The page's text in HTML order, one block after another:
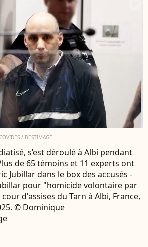
/ BESTIMAGE
s’est déroulé à Albi pendant
de 65 témoins et 11 experts ont
Jubillar dans le box des accusés -
pour "homicide volontaire par
d'assises du Tarn à Albi, France,
© Dominique